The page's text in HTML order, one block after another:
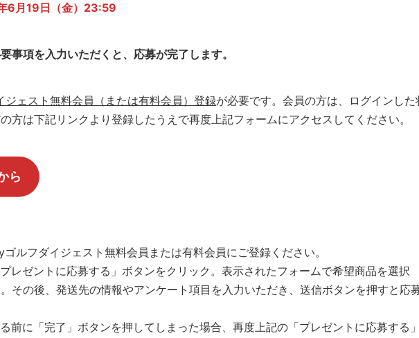
6月 19日（金）23:59
事項を入力いただくと、応募が完了します。
ジェスト無料会員（または有料会員）登録が必要です。会員の方は、ログインした
方は下記リンクより登録したうえで再度上記フォームにアクセスしてください。
ら
ルフダイジェスト無料会員または有料会員にご登録ください。
レゼントに応募する」ボタンをクリック。表示されたフォームで希望商品を選択
その後、発送先の情報やアンケート項目を入力いただき、送信ボタンを押すと応
前に「完了」ボタンを押してしまった場合、再度上記の「プレゼントに応募する